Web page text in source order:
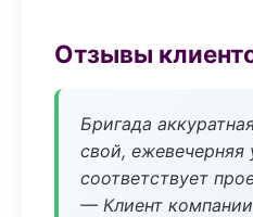
Отзывы
Бригада
свой, ежевечерняя
соответствует
— Клиент компании